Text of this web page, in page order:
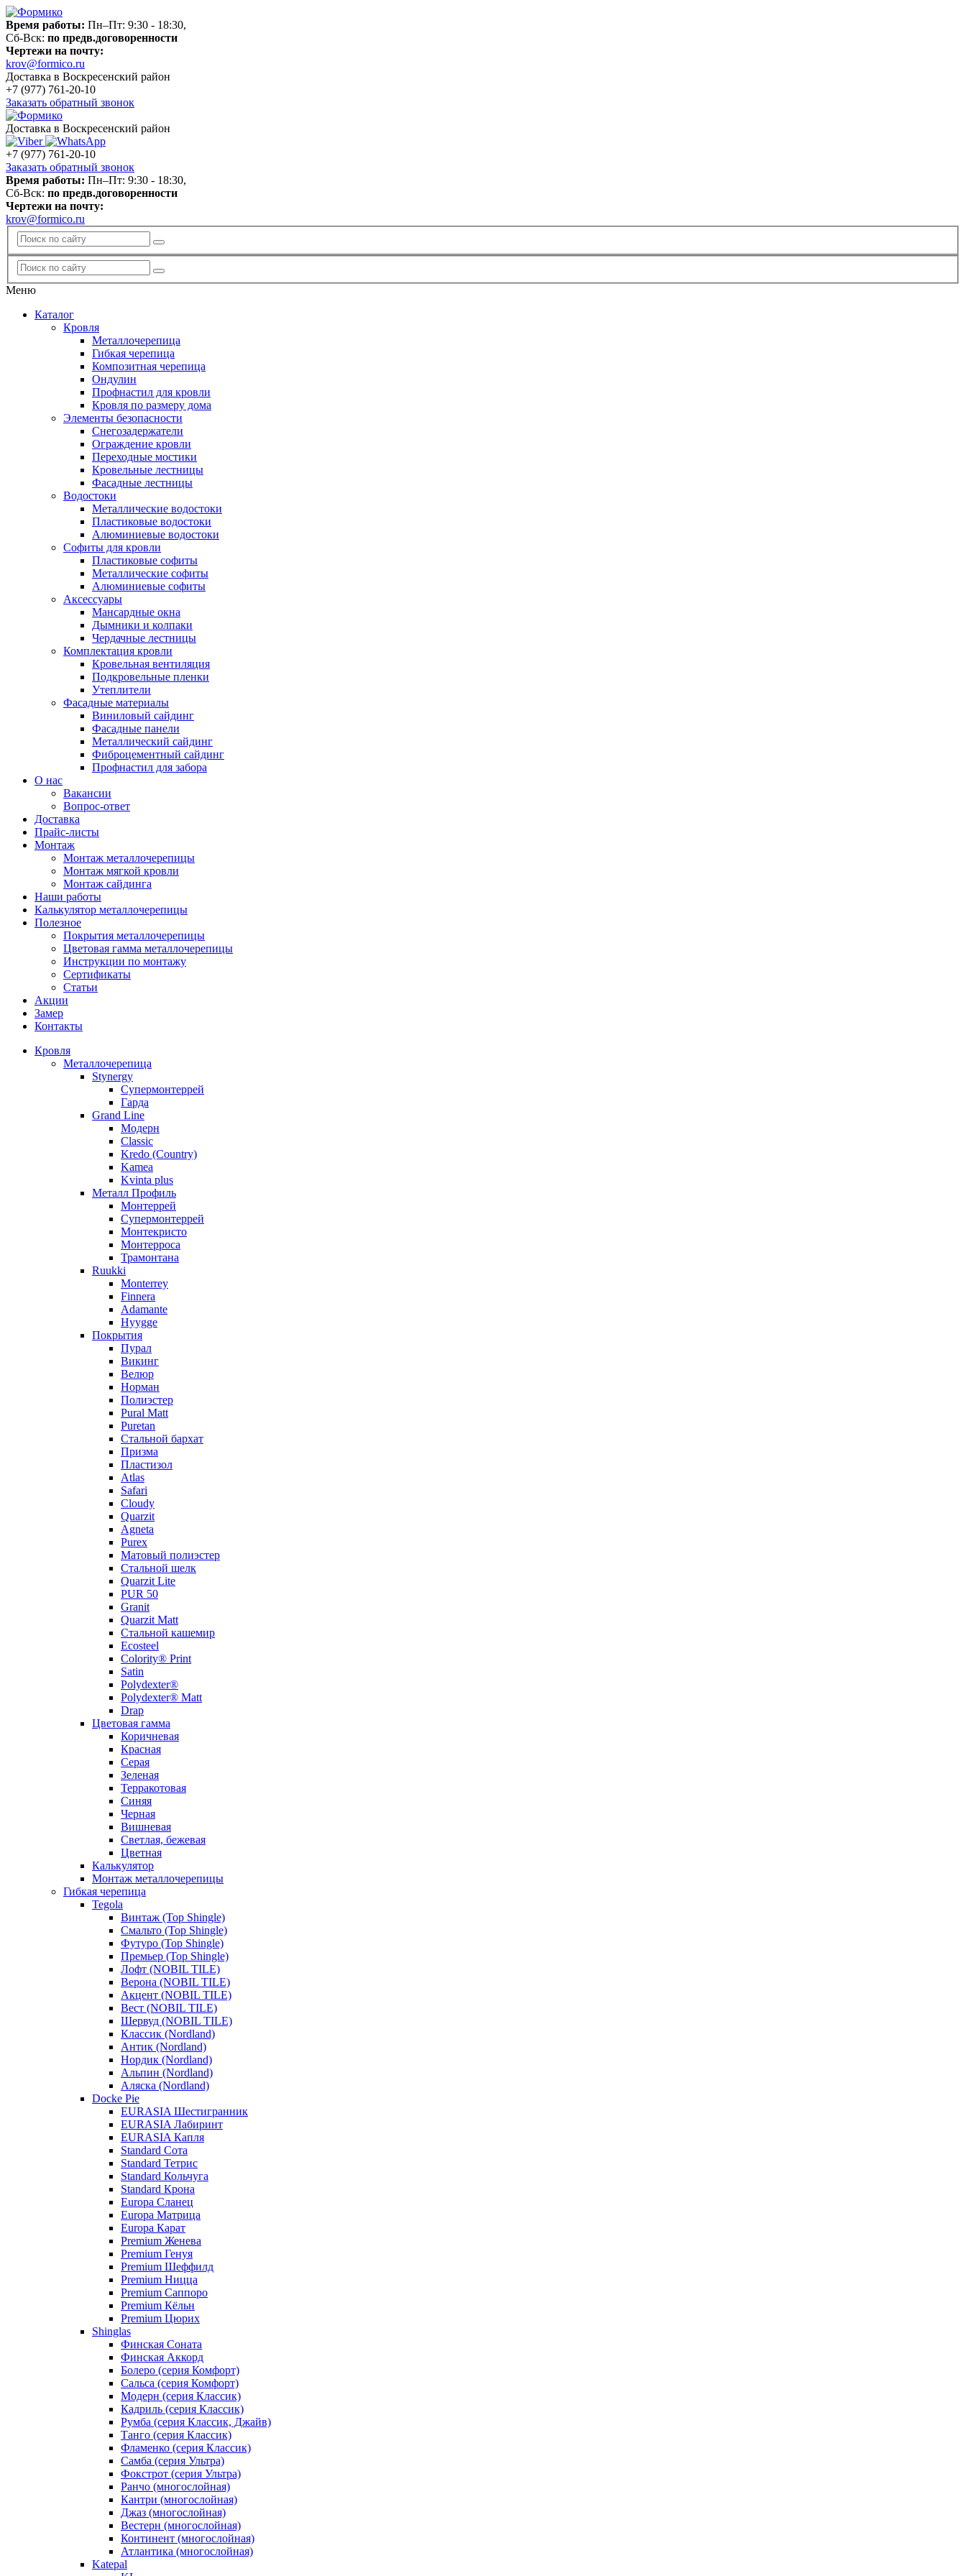
Время работы: Пн–Пт: 9:30 - 18:30,
Сб-Вск: по предв.договоренности
Чертежи на почту:
krov@formico.ru
Доставка в Воскресенский район
+7 (977) 761-20-10
Заказать обратный звонок
Доставка в Воскресенский район
+7 (977) 761-20-10
Заказать обратный звонок
Время работы: Пн–Пт: 9:30 - 18:30,
Сб-Вск: по предв.договоренности
Чертежи на почту:
krov@formico.ru
Меню
Каталог
Кровля
Металлочерепица
Гибкая черепица
Композитная черепица
Ондулин
Профнастил для кровли
Кровля по размеру дома
Элементы безопасности
Снегозадержатели
Ограждение кровли
Переходные мостики
Кровельные лестницы
Фасадные лестницы
Водостоки
Металлические водостоки
Пластиковые водостоки
Алюминиевые водостоки
Софиты для кровли
Пластиковые софиты
Металлические софиты
Алюминиевые софиты
Аксессуары
Мансардные окна
Дымники и колпаки
Чердачные лестницы
Комплектация кровли
Кровельная вентиляция
Подкровельные пленки
Утеплители
Фасадные материалы
Виниловый сайдинг
Фасадные панели
Металлический сайдинг
Фиброцементный сайдинг
Профнастил для забора
О нас
Вакансии
Вопрос-ответ
Доставка
Прайс-листы
Монтаж
Монтаж металлочерепицы
Монтаж мягкой кровли
Монтаж сайдинга
Наши работы
Калькулятор металлочерепицы
Полезное
Покрытия металлочерепицы
Цветовая гамма металлочерепицы
Инструкции по монтажу
Сертификаты
Статьи
Акции
Замер
Контакты
Кровля
Металлочерепица
Stynergy
Супермонтеррей
Гарда
Grand Line
Модерн
Classic
Kredo (Country)
Kamea
Kvinta plus
Металл Профиль
Монтеррей
Супермонтеррей
Монтекристо
Монтерроса
Трамонтана
Ruukki
Monterrey
Finnera
Adamante
Hyygge
Покрытия
Пурал
Викинг
Велюр
Норман
Полиэстер
Pural Matt
Puretan
Стальной бархат
Призма
Пластизол
Atlas
Safari
Cloudy
Quarzit
Agneta
Purex
Матовый полиэстер
Стальной шелк
Quarzit Lite
PUR 50
Granit
Quarzit Matt
Стальной кашемир
Ecosteel
Colority® Print
Satin
Polydexter®
Polydexter® Matt
Drap
Цветовая гамма
Коричневая
Красная
Серая
Зеленая
Терракотовая
Синяя
Черная
Вишневая
Светлая, бежевая
Цветная
Калькулятор
Монтаж металлочерепицы
Гибкая черепица
Tegola
Винтаж (Top Shingle)
Смальто (Top Shingle)
Футуро (Top Shingle)
Премьер (Top Shingle)
Лофт (NOBIL TILE)
Верона (NOBIL TILE)
Акцент (NOBIL TILE)
Вест (NOBIL TILE)
Шервуд (NOBIL TILE)
Классик (Nordland)
Антик (Nordland)
Нордик (Nordland)
Альпин (Nordland)
Аляска (Nordland)
Docke Pie
EURASIA Шестигранник
EURASIA Лабиринт
EURASIA Капля
Standard Сота
Standard Тетрис
Standard Кольчуга
Standard Крона
Europa Сланец
Europa Матрица
Europa Карат
Premium Женева
Premium Генуя
Premium Шеффилд
Premium Ницца
Premium Саппоро
Premium Кёльн
Premium Цюрих
Shinglas
Финская Соната
Финская Аккорд
Болеро (серия Комфорт)
Сальса (серия Комфорт)
Модерн (серия Классик)
Кадриль (серия Классик)
Румба (серия Классик, Джайв)
Танго (серия Классик)
Фламенко (серия Классик)
Самба (серия Ультра)
Фокстрот (серия Ультра)
Ранчо (многослойная)
Кантри (многослойная)
Джаз (многослойная)
Вестерн (многослойная)
Континент (многослойная)
Атлантика (многослойная)
Katepal